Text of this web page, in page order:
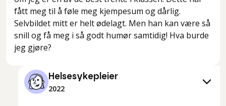
fått meg til å føle meg kjempesum og dårlig.
Selvbildet mitt er helt ødelagt. Men han kan være så
snill og få meg i så godt humør samtidig! Hva burde
jeg gjøre?
Helsesykepleier
2022